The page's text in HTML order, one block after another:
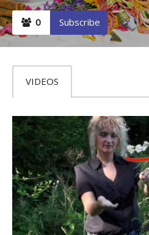
cum solutaUt enim ad minima
commodi consequatur.
Jenny Doe
Subscribe
0
VIDEOS